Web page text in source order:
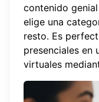
contenido
elige una
resto. Es
presenciales en
virtuales